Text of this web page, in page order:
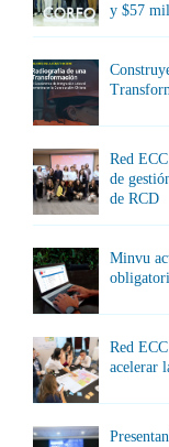
y $57
Red
de
de RCD
Minvu
Red
acelerar